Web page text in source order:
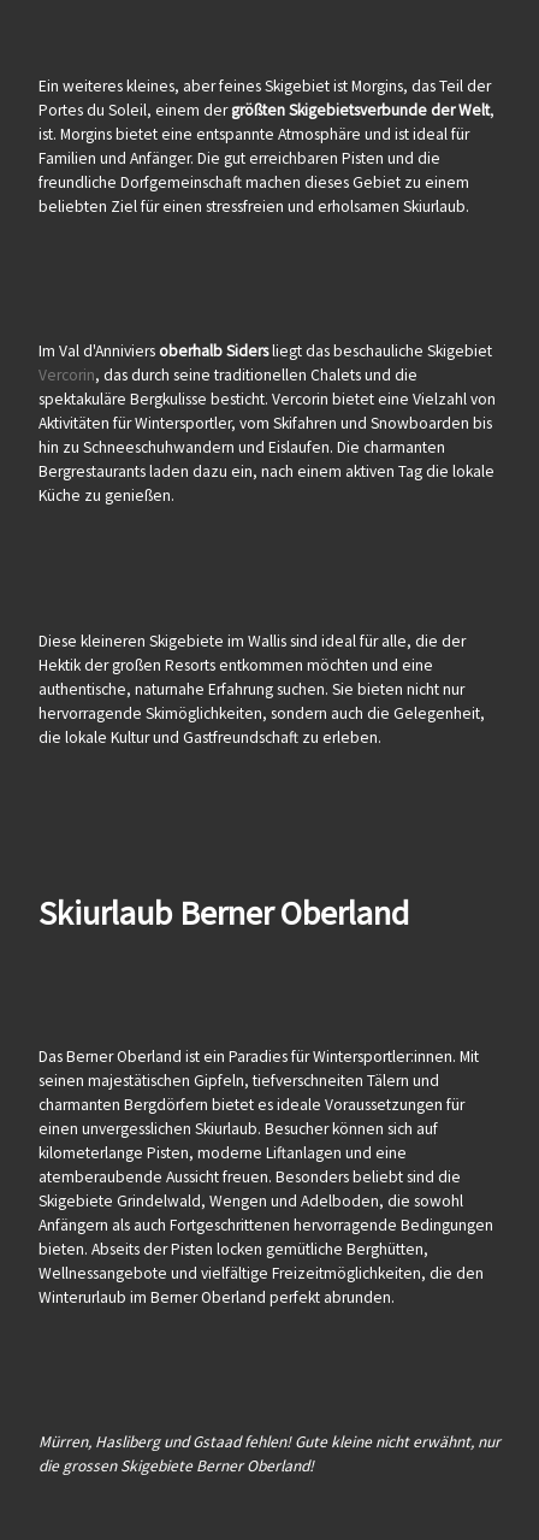
Ein weiteres kleines, aber feines Skigebiet ist Morgins, das Teil der
Portes du Soleil, einem dergrößten Skigebietsverbunde der Welt,
ist. Morgins bietet eine entspannte Atmosphäre und ist ideal für
Familien und Anfänger. Die gut erreichbaren Pisten und die
freundliche Dorfgemeinschaft machen dieses Gebiet zu einem
beliebten Ziel für einen stressfreien und erholsamen Skiurlaub.
Im Val d'Anniviersoberhalb Sidersliegt das beschauliche Skigebiet
Vercorin, das durch seine traditionellen Chalets und die
spektakuläre Bergkulisse besticht. Vercorin bietet eine Vielzahl von
Aktivitäten für Wintersportler, vom Skifahren und Snowboarden bis
hin zu Schneeschuhwandern und Eislaufen. Die charmanten
Bergrestaurants laden dazu ein, nach einem aktiven Tag die lokale
Küche zu genießen.
Diese kleineren Skigebiete im Wallis sind ideal für alle, die der
Hektik der großen Resorts entkommen möchten und eine
authentische, naturnahe Erfahrung suchen. Sie bieten nicht nur
hervorragende Skimöglichkeiten, sondern auch die Gelegenheit,
die lokale Kultur und Gastfreundschaft zu erleben.
Skiurlaub Berner Oberland
Das Berner Oberland ist ein Paradies für Wintersportler:innen. Mit
seinen majestätischen Gipfeln, tiefverschneiten Tälern und
charmanten Bergdörfern bietet es ideale Voraussetzungen für
einen unvergesslichen Skiurlaub. Besucher können sich auf
kilometerlange Pisten, moderne Liftanlagen und eine
atemberaubende Aussicht freuen. Besonders beliebt sind die
Skigebiete Grindelwald, Wengen und Adelboden, die sowohl
Anfängern als auch Fortgeschrittenen hervorragende Bedingungen
bieten. Abseits der Pisten locken gemütliche Berghütten,
Wellnessangebote und vielfältige Freizeitmöglichkeiten, die den
Winterurlaub im Berner Oberland perfekt abrunden.
Mürren, Hasliberg und Gstaad fehlen! Gute kleine nicht erwähnt, nur
die grossen Skigebiete Berner Oberland!